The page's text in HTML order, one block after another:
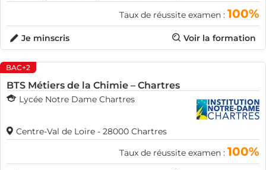
Taux de réussite examen : 100%
Voir la formation
Je minscris
BAC+2
BTS Métiers de la Chimie – Chartres
Lycée Notre Dame Chartres
Centre-Val de Loire - 28000 Chartres
Taux de réussite examen : 100%